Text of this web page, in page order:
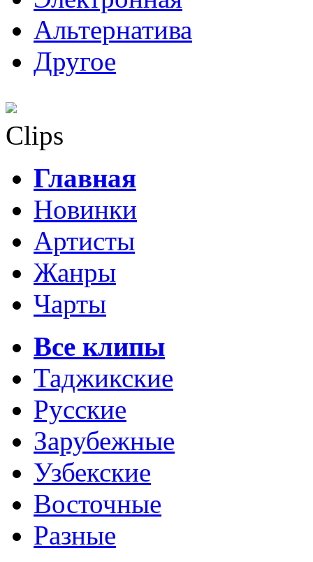
Альтернатива
Другое
Clips
Главная
Новинки
Артисты
Жанры
Чарты
Все клипы
Таджикские
Русские
Зарубежные
Узбекские
Восточные
Разные